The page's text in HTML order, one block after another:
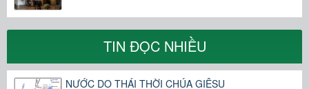
TIN ĐỌC NHIỀU
NƯỚC DO THÁI THỜI CHÚA GIÊSU